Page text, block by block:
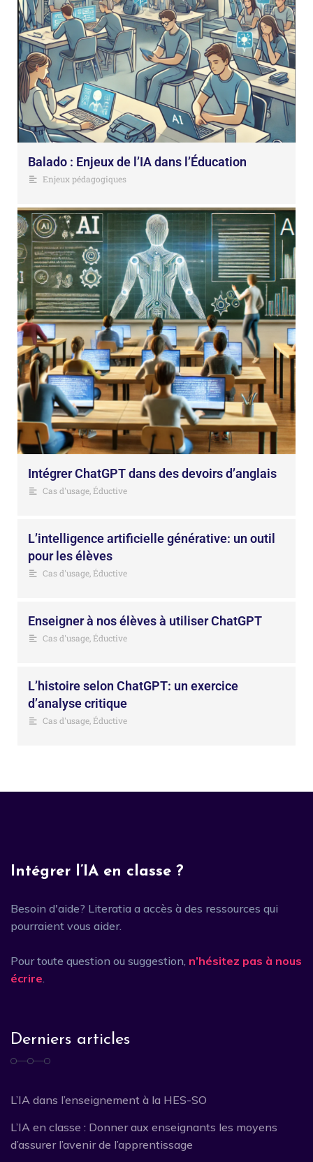
Balado : Enjeux de l’IA dans l’Éducation
Enjeux pédagogiques
Intégrer ChatGPT dans des devoirs d’anglais
Cas d'usage Éductive
L’intelligence artificielle générative: un outil
pour les élèves
Cas d'usage Éductive
Enseigner à nos élèves à utiliser ChatGPT
Cas d'usage Éductive
L’histoire selon ChatGPT: un exercice
d’analyse critique
Cas d'usage Éductive
Intégrer l’IA en classe ?
Besoin d'aide? Literatia a accès à des ressources qui
pourraient vous aider.
Pour toute question ou suggestion, n’hésitez pas à nous
écrire
Derniers articles
L’IA dans l’enseignement à la HES-SO
L’IA en classe : Donner aux enseignants les moyens
d’assurer l’avenir de l’apprentissage